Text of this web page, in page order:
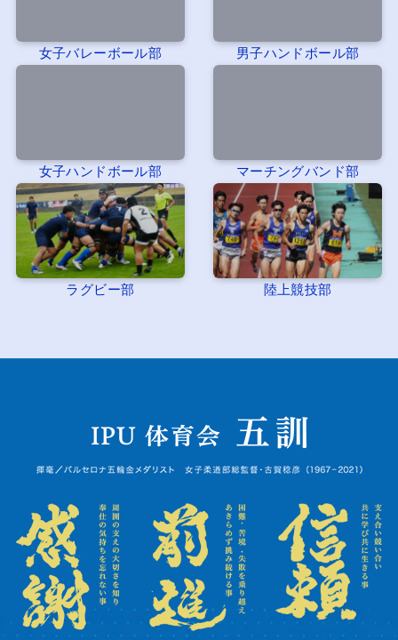
女子バレーボール部 男子ハンドボール部
女子ハンドボール部 マーチングバンド部
ラグビー部 陸上競技部